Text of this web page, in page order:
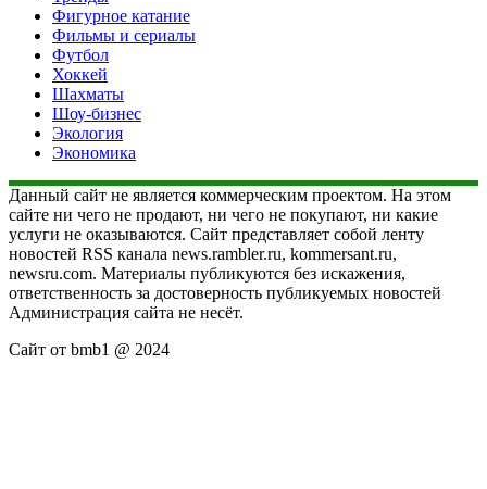
Фигурное катание
Фильмы и сериалы
Футбол
Хоккей
Шахматы
Шоу-бизнес
Экология
Экономика
Данный сайт не является коммерческим проектом. На этом
сайте ни чего не продают, ни чего не покупают, ни какие
услуги не оказываются. Сайт представляет собой ленту
новостей RSS канала news.rambler.ru, kommersant.ru,
newsru.com. Материалы публикуются без искажения,
ответственность за достоверность публикуемых новостей
Администрация сайта не несёт.
Сайт от bmb1 @ 2024